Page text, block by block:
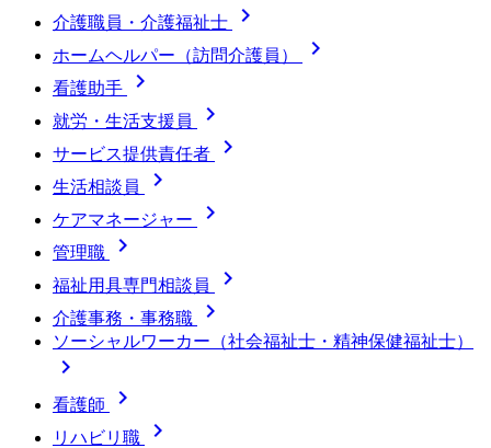
介護職員・介護福祉士 
ホームヘルパー（訪問介護員） 
看護助手 
就労・生活支援員 
サービス提供責任者 
生活相談員 
ケアマネージャー 
管理職 
福祉用具専門相談員 
介護事務・事務職 
ソーシャルワーカー（社会福祉士・精神保健福祉士）

看護師 
リハビリ職 